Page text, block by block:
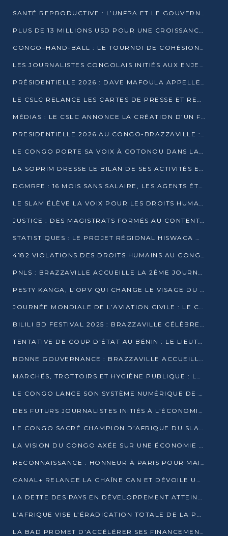
SANTÉ REPRODUCTIVE : L’UNFPA ET LE GOUVERNEMENT AFFINENT LES PRIORITÉS DE 2026
PLUS DE 13 MILLIONS USD POUR UNE CROISSANCE VERTE ET SOUVERAINE
CONGO–HAND-BALL : LE TOURNOI DE COHÉSION ET DE FRATERNITÉ ALLUME SES LAMPIONS À BRAZZAVILLE
LES JOURNALISTES CONGOLAIS INITIÉS AUX ENJEUX DE L’ÉCONOMIE BLEUE
PRÉSIDENTIELLE 2026 : DAVE MAFOULA APPELLE LES CONGOLAIS À UN « NOUVEAU DÉPART »
LE CSLC RELANCE LES CARTES DE PRESSE ET RECONNAÎT OFFICIELLEMENT LES MÉDIAS EN LIGNE
MÉDIAS : LE CSLC ANNONCE LA CRÉATION D’UN FONDS D’APPUI À LA PRESSE
PRESIDENTIELLE 2026 AU CONGO-BRAZZAVILLE : UN CASTING ÉLARGI
LE CONGO PORTE SA VOIX À COTONOU DANS LA LUTTE CONTRE LA TUBERCULOSE
LA SOPRIM DRESSE LE BILAN DE SES ACTIVITÉS ET FIXE DE NOUVELLES PRIORITÉS
DGMRFE : 16 MOIS SANS SALAIRE, LES AGENTS ÉTOUFFENT DANS LE SILENCE
LE SLAM ÉLÈVE LA VOIX POUR LES DROITS HUMAINS À BRAZZAVILLE
JUSTICE : DES MAGISTRATS FORMÉS AU CONTENTIEUX DE LA PROPRIÉTÉ INTELLECTUELLE
STATISTIQUES : LE PROJET RÉGIONAL HISWACA OFFICIELLEMENT LANCÉ AU CONGO
4182 VIOLATIONS DES DROITS HUMAINS AU CONGO EN 2025 SELON LE CAD
PNLS : BRAZZAVILLE ACCUEILLE LA 2ÈME JOURNÉE SCIENTIFIQUE SUR LE VIH/SIDA
PESTY KANGA, L’OPV QUI CHANGE LE VISAGE DU REPORTAGE AU CONGO
JOURNÉE MONDIALE DE L’AVIATION CIVILE : LE CONGO MISE SUR L’INNOVATION ET LA SÉCURITÉ
BILILI BD FESTIVAL 2025 : BRAZZAVILLE CÉLÈBRE DIX ANS DE CRÉATION GRAPHIQUE AFRICAINE
TENTATIVE DE COUP D’ÉTAT AU BÉNIN : LE LIEUTENANT-COLONEL TIGRI S’AUTOPROCLAME CHEF D’UN COMITÉ MILITAIRE
BONNE GOUVERNANCE : BRAZZAVILLE ACCUEILLE LES PREMIÈRES JOURNÉES CONGOLAISES DE L’ÉVALUATION
MARCHÉS, TROTTOIRS ET HYGIÈNE PUBLIQUE : LE GOUVERNEMENT DURCIT LE TON
LE CONGO LANCE SON SYSTÈME NUMÉRIQUE DE VÉRIFICATION DU BOIS
DES FUTURS JOURNALISTES INITIÉS À L’ÉCONOMIE BLEUE DURABLE
LE CONGO SACRÉ CHAMPION D’AFRIQUE DU SLAM 2025
LA VISION DU CONGO AXÉE SUR UNE ÉCONOMIE BAS CARBONE AU RENDEZ-VOUS DE MONACO 2025
RECONNAISSANCE : HONNEUR À PARIS POUR MAIXENT RAOUL OMINGA
CANAL+ RELANCE LA CHAÎNE CAN ET DÉVOILE UNE OFFRE EXCEPTIONNELLE POUR DÉCEMBRE
LA DETTE DES PAYS EN DÉVELOPPEMENT ATTEINT UN SOMMET HISTORIQUE ENTRE 2022 ET 2024
L’AFRIQUE VISE L’ÉRADICATION TOTALE DE LA POLIOMYÉLITE D’ICI 2026
LA BAD PROMET D’ACCÉLÉRER SES FINANCEMENTS AVEC LE MINISTÈRE DE L’ASSAINISSEMENT